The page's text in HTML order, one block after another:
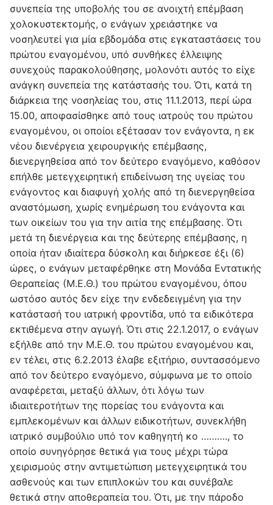
συνεπεία της υποβολής του σε ανοιχτή επέμβαση
χολοκυστεκτομής, ο ενάγων χρειάστηκε να
νοσηλευτεί για μία εβδομάδα στις εγκαταστάσεις του
πρώτου εναγομένου, υπό συνθήκες έλλειψης
συνεχούς παρακολούθησης, μολονότι αυτός το είχε
ανάγκη συνεπεία της κατάστασής του. Ότι, κατά τη
διάρκεια της νοσηλείας του, στις 11.1.2013, περί ώρα
15.00, αποφασίσθηκε από τους ιατρούς του πρώτου
εναγομένου, οι οποίοι εξέτασαν τον ενάγοντα, η εκ
νέου διενέργεια χειρουργικής επέμβασης,
διενεργηθείσα από τον δεύτερο εναγόμενο, καθόσον
επήλθε μετεγχειρητική επιδείνωση της υγείας του
ενάγοντος και διαφυγή χολής από τη διενεργηθείσα
αναστόμωση, χωρίς ενημέρωση του ενάγοντα και
των οικείων του για την αιτία της επέμβασης. Ότι
μετά τη διενέργεια και της δεύτερης επέμβασης, η
οποία ήταν ιδιαίτερα δύσκολη και διήρκεσε έξι (6)
ώρες, ο ενάγων μεταφέρθηκε στη Μονάδα Εντατικής
Θεραπείας (Μ.Ε.Θ.) του πρώτου εναγομένου, όπου
ωστόσο αυτός δεν είχε την ενδεδειγμένη για την
κατάστασή του ιατρική φροντίδα, υπό τα ειδικότερα
εκτιθέμενα στην αγωγή. Ότι στις 22.1.2017, ο ενάγων
εξήλθε από την Μ.Ε.Θ. του πρώτου εναγομένου και,
εν τέλει, στις 6.2.2013 έλαβε εξιτήριο, συντασσόμενο
από τον δεύτερο εναγόμενο, σύμφωνα με το οποίο
αναφέρεται, μεταξύ άλλων, ότι λόγω των
ιδιαιτεροτήτων της πορείας του ενάγοντα και
εμπλεκομένων και άλλων ειδικοτήτων, συνεκλήθη
ιατρικό συμβούλιο υπό τον καθηγητή κο ………., το
οποίο συνηγόρησε θετικά για τους μέχρι τώρα
χειρισμούς στην αντιμετώπιση μετεγχειρητικά του
ασθενούς και των επιπλοκών του και συνέβαλε
θετικά στην αποθεραπεία του. Ότι, με την πάροδο